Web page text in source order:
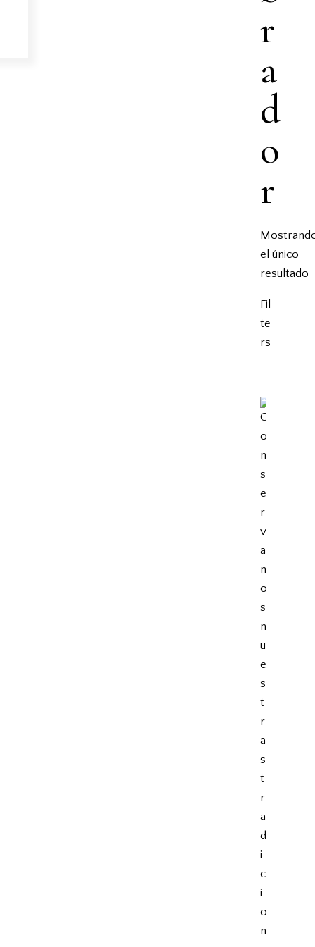
r
a
d
o
r
el único
resultado
Fil
te
rs